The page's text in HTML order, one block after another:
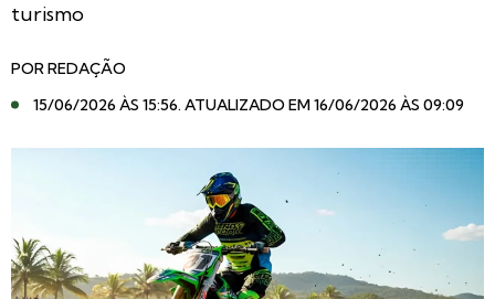
turismo
PORREDAÇÃO
15/06/2026 ÀS 15:56. ATUALIZADO EM 16/06/2026 ÀS 09:09